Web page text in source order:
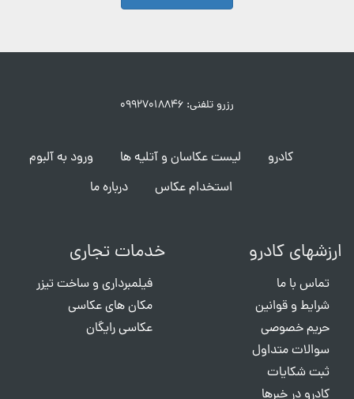
رزرو تلفنی: ۰۹۹۲۷۰۱۸۸۴۶
کادرو لیست عکاسان و آتلیه ها
ورود به آلبوم
استخدام عکاس
درباره ما
ارزشهای کادرو
تماس با ما
شرایط و قوانین
حریم خصوصی
سوالات متداول
ثبت شکایات
کادرو در خبرها
خدمات تجاری
فیلمبرداری و ساخت تیزر
مکان های عکاسی
عکاسی رایگان